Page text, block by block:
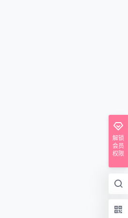
解锁
会员
权限